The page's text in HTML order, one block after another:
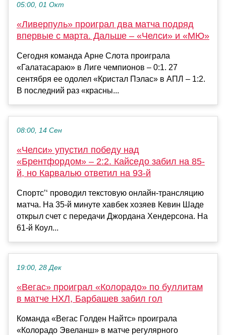
05:00, 01 Окт
«Ливерпуль» проиграл два матча подряд
впервые с марта. Дальше – «Челси» и «МЮ»
Сегодня команда Арне Слота проиграла
«Галатасараю» в Лиге чемпионов – 0:1. 27
сентября ее одолел «Кристал Пэлас» в АПЛ – 1:2.
В последний раз «красны...
08:00, 14 Сен
«Челси» упустил победу над
«Брентфордом» – 2:2. Кайседо забил на 85-
й, но Карвалью ответил на 93-й
Спортс’‘ проводил текстовую онлайн-трансляцию
матча. На 35-й минуте хавбек хозяев Кевин Шаде
открыл счет с передачи Джордана Хендерсона. На
61-й Коул...
19:00, 28 Дек
«Вегас» проиграл «Колорадо» по буллитам
в матче НХЛ, Барбашев забил гол
Команда «Вегас Голден Найтс» проиграла
«Колорадо Эвеланш» в матче регулярного